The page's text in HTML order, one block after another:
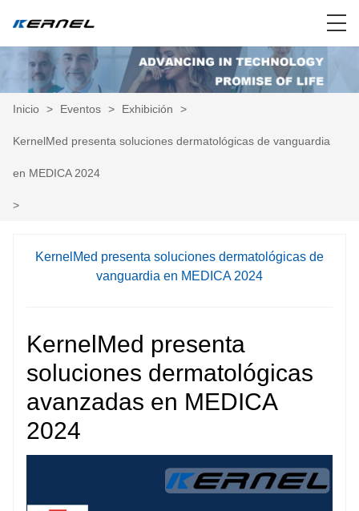
Inicio > Eventos > Exhibición >
KernelMed presenta soluciones dermatológicas de vanguardia
en MEDICA 2024
>
KernelMed presenta soluciones dermatológicas de
vanguardia en MEDICA 2024
KernelMed presenta
soluciones dermatológicas
avanzadas en MEDICA
2024